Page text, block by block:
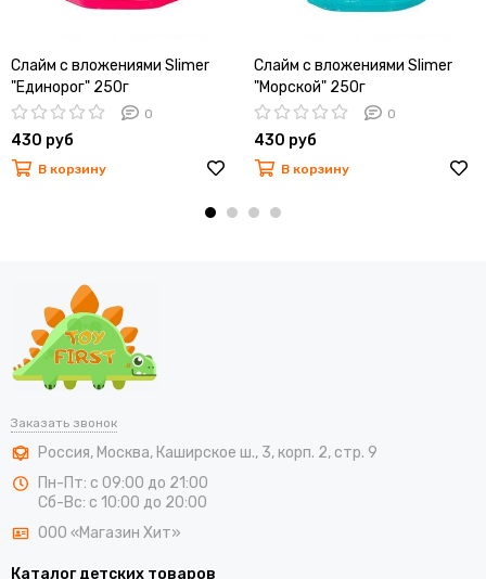
Слайм с вложениями Slimer
"Единорог" 250г
0
430 руб
В корзину
Слайм с вложениями Slimer
"Морской" 250г
0
430 руб
В корзину
Заказать звонок
Россия, Москва, Каширское ш., 3, корп. 2, стр. 9
Пн-Пт: с 09:00 до 21:00
Сб-Вс: с 10:00 до 20:00
ООО «Магазин Хит»
Каталог детских товаров